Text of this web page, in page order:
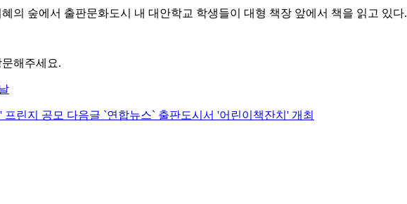
의 숲에서 출판문화도시 내 대안학교 학생들이 대형 책장 앞에서 책을 읽고 있다.
해주세요.
프린지 공모 다음글 `연합뉴스` 출판도시서 '어린이책잔치' 개최